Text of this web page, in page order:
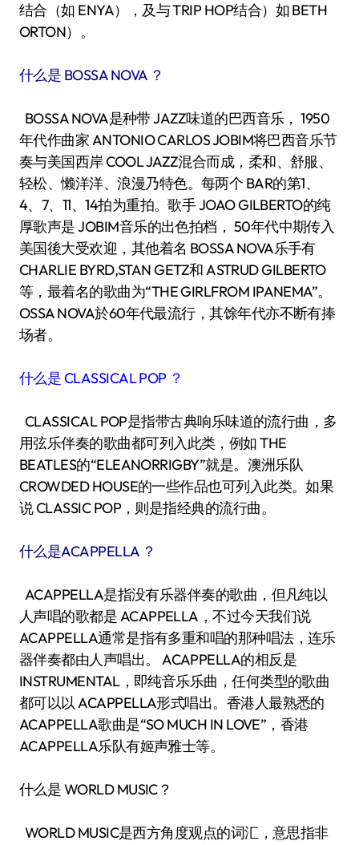
结合（如 ENYA），及与 TRIP HOP结合）如 BETH
ORTON）。
什么是 BOSSA NOVA ？
BOSSA NOVA是种带 JAZZ味道的巴西音乐， 1950
年代作曲家 ANTONIO CARLOS JOBIM将巴西音乐节
奏与美国西岸 COOL JAZZ混合而成，柔和、舒服、
轻松、懒洋洋、浪漫乃特色。每两个 BAR的第1、
4、7、11、14拍为重拍。歌手 JOAO GILBERTO的纯
厚歌声是 JOBIM音乐的出色拍档， 50年代中期传入
美国後大受欢迎，其他着名 BOSSA NOVA乐手有
CHARLIE BYRD,STAN GETZ和 ASTRUD GILBERTO
等，最着名的歌曲为“THE GIRLFROM IPANEMA”。
OSSA NOVA於60年代最流行，其馀年代亦不断有捧
场者。
什么是 CLASSICAL POP ？
CLASSICAL POP是指带古典响乐味道的流行曲，多
用弦乐伴奏的歌曲都可列入此类，例如 THE
BEATLES的“ELEANORRIGBY”就是。澳洲乐队
CROWDED HOUSE的一些作品也可列入此类。如果
说 CLASSIC POP，则是指经典的流行曲。
什么是ACAPPELLA ？
ACAPPELLA是指没有乐器伴奏的歌曲，但凡纯以
人声唱的歌都是 ACAPPELLA，不过今天我们说
ACAPPELLA通常是指有多重和唱的那种唱法，连乐
器伴奏都由人声唱出。 ACAPPELLA的相反是
INSTRUMENTAL，即纯音乐乐曲，任何类型的歌曲
都可以以 ACAPPELLA形式唱出。香港人最熟悉的
ACAPPELLA歌曲是“SO MUCH IN LOVE”，香港
ACAPPELLA乐队有姬声雅士等。
什么是 WORLD MUSIC？
WORLD MUSIC是西方角度观点的词汇，意思指非